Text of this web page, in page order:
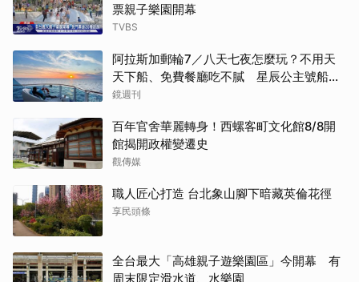
票親子樂園開幕
TVBS
阿拉斯加郵輪7／八天七夜怎麼玩？不用天
天下船、免費餐廳吃不膩 星辰公主號船上
一日生活公開
鏡週刊
百年官舍華麗轉身！西螺客町文化館8/8開
館揭開政權變遷史
觀傳媒
職人匠心打造 台北象山腳下暗藏英倫花徑
享民頭條
全台最大「高雄親子遊樂園區」今開幕 有
周末限定滑水道、水樂園